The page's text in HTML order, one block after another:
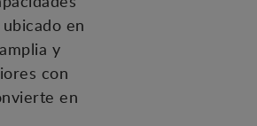
en
y
con
en